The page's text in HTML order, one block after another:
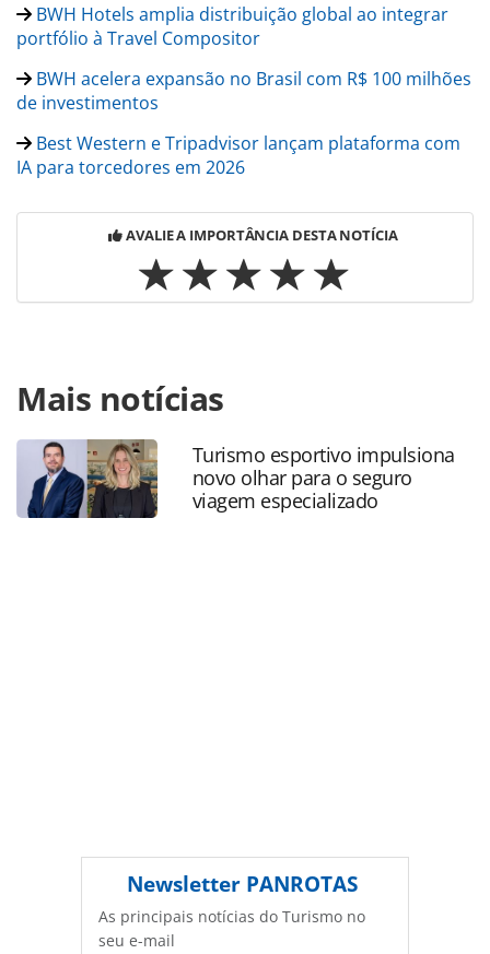
BWH Hotels amplia distribuição global ao integrar
portfólio à Travel Compositor
BWH acelera expansão no Brasil com R$ 100 milhões
de investimentos
Best Western e Tripadvisor lançam plataforma com
IA para torcedores em 2026
AVALIE A IMPORTÂNCIA DESTA NOTÍCIA
https://www.panrotas.com.br/hotelaria/investimentos/
hotels-amplia-operacao-na-america-latina-e-acelera-
expansao-no-brasil_228819.html ou as ferramentas
oferecidas na página. Todo o conteúdo produzido pela
PANROTAS Editora é protegido pela legislação brasileira
sobre direito autoral. Não reproduza o conteúdo sem
Mais notícias
Turismo esportivo impulsiona
novo olhar para o seguro
viagem especializado
Newsletter PANROTAS
As principais notícias do Turismo no
seu e-mail